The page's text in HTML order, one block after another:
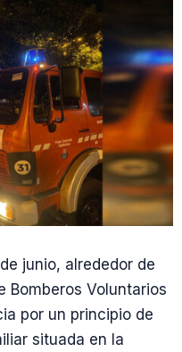
junio, alrededor de
Bomberos Voluntarios
por un principio de
situada en la